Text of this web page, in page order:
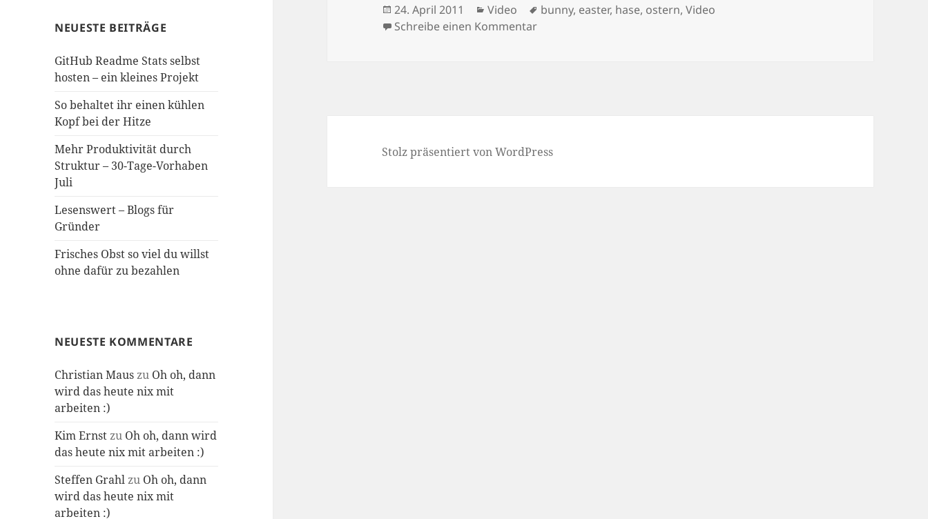
NEUESTE BEITRÄGE
GitHub Readme Stats selbst
hosten – ein kleines Projekt
So behaltet ihr einen kühlen
Kopf bei der Hitze
Mehr Produktivität durch
Struktur – 30-Tage-Vorhaben
Juli
Lesenswert – Blogs für
Gründer
Frisches Obst so viel du willst
ohne dafür zu bezahlen
NEUESTE KOMMENTARE
Christian Mauszu Oh oh, dann
wird das heute nix mit
arbeiten :)
Kim Ernstzu Oh oh, dann wird
das heute nix mit arbeiten :)
Steffen Grahlzu Oh oh, dann
wird das heute nix mit
arbeiten :)
Veröffentlicht
am
24. April 2011 Kategorien
Video Schlagwörter
bunny, easter, hase, ostern,Video
Schreibe einen Kommentarzu Frohe Ostern
Stolz präsentiert von WordPress